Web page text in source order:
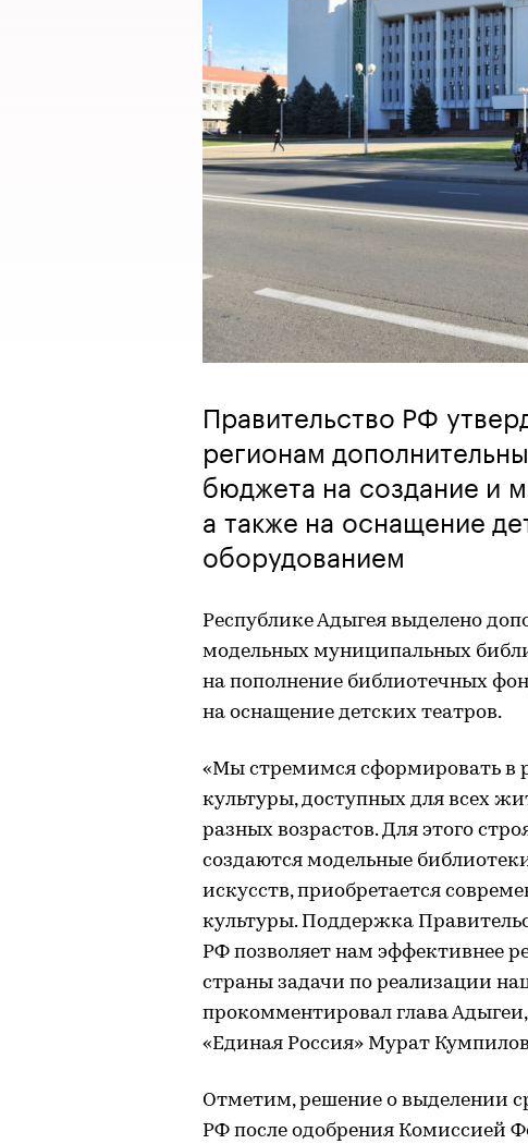
Правительство РФ
регионам
бюджета на создание и
а также на оснащение
оборудованием
Республике Адыгея выделено
модельных муниципальных
на пополнение библиотечных
на оснащение детских театров.
«Мы стремимся сформировать в
культуры, доступных для всех
разных возрастов. Для этого
создаются модельные
искусств, приобретается
культуры. Поддержка
РФ позволяет нам эффективнее
страны задачи по реализации
прокомментировал глава
«Единая Россия» Мурат
Отметим, решение о выделении
РФ после одобрения Комиссией